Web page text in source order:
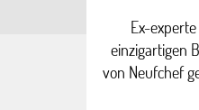
Ex-
einzigartigen
von Neufchef